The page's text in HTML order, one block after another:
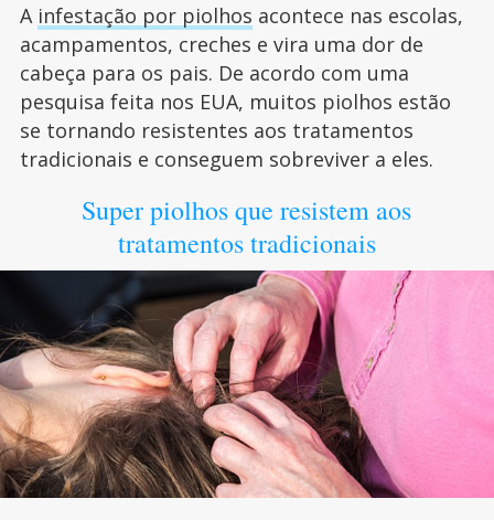
A infestação por piolhos acontece nas escolas,
acampamentos, creches e vira uma dor de
cabeça para os pais. De acordo com uma
pesquisa feita nos EUA, muitos piolhos estão
se tornando resistentes aos tratamentos
tradicionais e conseguem sobreviver a eles.
Super piolhos que resistem aos
tratamentos tradicionais